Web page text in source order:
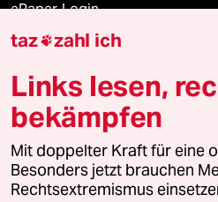
ePaper Login
Downloads für Abonnierende
© 2026 taz Verlags und
Alle Rechte vorbehalten. Bei rechtlichen
wenden Sie sich bitte an
lizenzen@taz.de
taz zahl ich
Links lesen,
bekämpfen
Mit doppelter Kraft für eine
Besonders jetzt brauchen
Rechtsextremismus